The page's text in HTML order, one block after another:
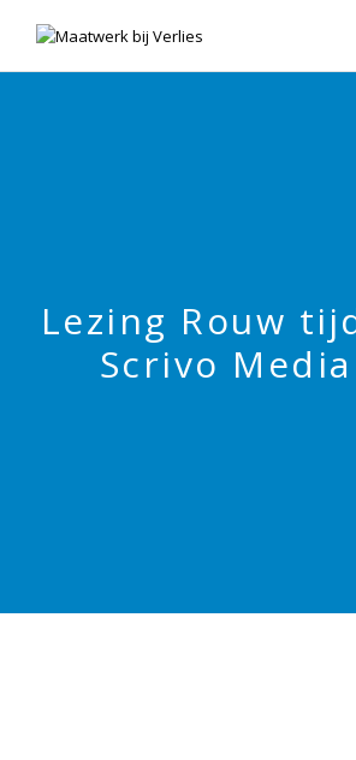
Lezing Rouw
Scrivo